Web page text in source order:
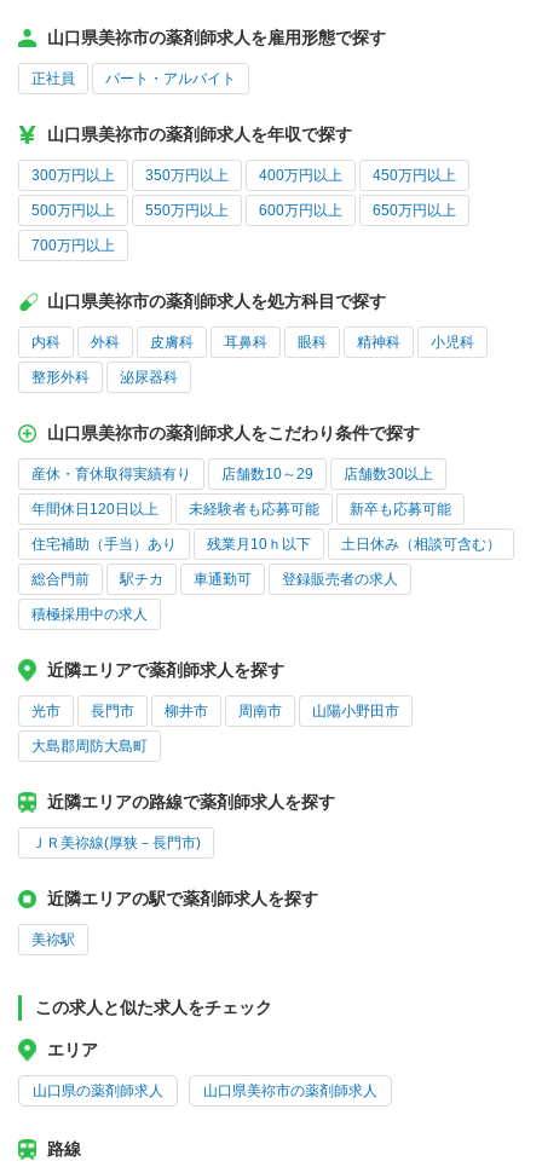
山口県美祢市の薬剤師求人を雇用形態で探す
正社員 パート・アルバイト
山口県美祢市の薬剤師求人を年収で探す
300万円以上 350万円以上 400万円以上 450万円以上
500万円以上 550万円以上 600万円以上 650万円以上
700万円以上
山口県美祢市の薬剤師求人を処方科目で探す
内科 外科 皮膚科 耳鼻科 眼科 精神科 小児科
整形外科 泌尿器科
山口県美祢市の薬剤師求人をこだわり条件で探す
産休・育休取得実績有り 店舗数10～29 店舗数30以上
年間休日120日以上 未経験者も応募可能 新卒も応募可能
住宅補助（手当）あり 残業月10ｈ以下 土日休み（相談可含む）
総合門前 駅チカ 車通勤可 登録販売者の求人
積極採用中の求人
近隣エリアで薬剤師求人を探す
光市 長門市 柳井市 周南市 山陽小野田市
大島郡周防大島町
近隣エリアの路線で薬剤師求人を探す
ＪＲ美祢線(厚狭－長門市)
近隣エリアの駅で薬剤師求人を探す
美祢駅
この求人と似た求人をチェック
エリア
山口県の薬剤師求人 山口県美祢市の薬剤師求人
路線